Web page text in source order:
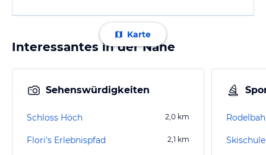
Karte
Interessantes in der Nähe
Sehenswürdigkeiten
Schloss Höch 2,0 km
Flori's Erlebnispfad 2,1 km